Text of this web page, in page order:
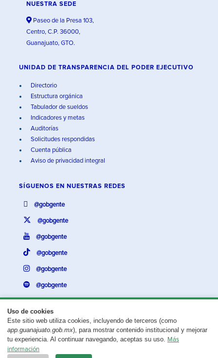
Uso de cookies
Este sitio web utiliza cookies, incluyendo de terceros (como
app.guanajuato.gob.mx), para mostrar contenido institucional y mejorar
tu experiencia. Al continuar navegando, aceptas su uso. Más
información
NUESTRA SEDE
Paseo de la Presa 103,
Centro, C.P. 36000,
Guanajuato, GTO.
UNIDAD DE TRANSPARENCIA DEL PODER EJECUTIVO
Directorio
Estructura orgánica
Tabulador de sueldos
Indicadores y metas
Auditorías
Solicitudes respondidas
Cuenta pública
Aviso de privacidad integral
SÍGUENOS EN NUESTRAS REDES
@gobgente
@gobgente
@gobgente
@gobgente
@gobgente
@gobgente
¿Existe algún problema con esta página?Repórtalo aquí.
Aviso legal